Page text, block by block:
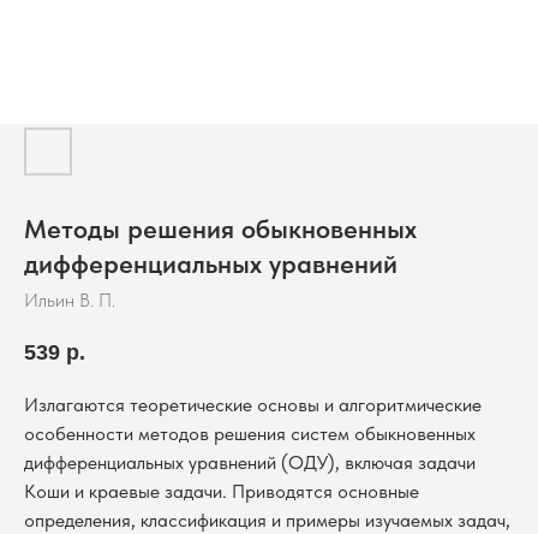
Методы решения обыкновенных
дифференциальных уравнений
Ильин В. П.
539 р.
Излагаются теоретические основы и алгоритмические
особенности методов решения систем обыкновенных
дифференциальных уравнений (ОДУ), включая задачи
Коши и краевые задачи. Приводятся основные
определения, классификация и примеры изучаемых задач,